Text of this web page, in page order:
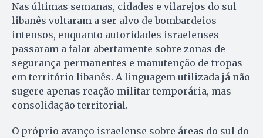
Nas últimas semanas, cidades e vilarejos do sul
libanês voltaram a ser alvo de bombardeios
intensos, enquanto autoridades israelenses
passaram a falar abertamente sobre zonas de
segurança permanentes e manutenção de tropas
em território libanês. A linguagem utilizada já não
sugere apenas reação militar temporária, mas
consolidação territorial.
O próprio avanço israelense sobre áreas do sul do